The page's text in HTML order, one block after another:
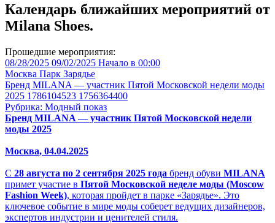
Календарь ближайших мероприятий от
Milana Shoes.
Прошедшие мероприятия:
08/28/2025 09/02/2025 Начало в 00:00
Москва Парк Зарядье
Бренд MILANA — участник Пятой Московской недели моды
2025 1786104523 1756364400
Рубрика: Модный показ
Бренд MILANA — участник Пятой Московской недели
моды 2025
Москва, 04.04.2025
С 28 августа по 2 сентября 2025 года бренд обуви MILANA
примет участие в Пятой Московской неделе моды (Moscow
Fashion Week), которая пройдет в парке «Зарядье». Это
ключевое событие в мире моды соберет ведущих дизайнеров,
экспертов индустрии и ценителей стиля.